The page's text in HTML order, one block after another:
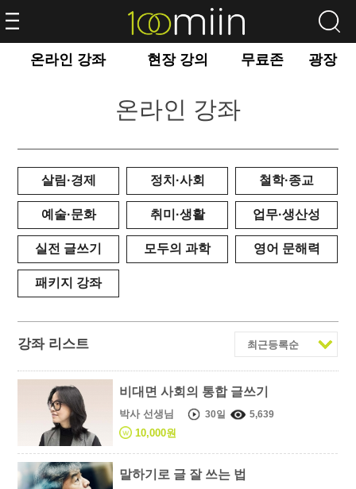
온라인 강좌 현장 강의 무료존 광장
온라인 강좌
살림·경제 정치·사회 철학·종교
예술·문화 취미·생활 업무·생산성
실전 글쓰기 모두의 과학 영어 문해력
패키지 강좌
강좌 리스트
비대면 사회의 통합 글쓰기
박사 선생님 30일 5,639
10,000원
말하기로 글 잘 쓰는 법